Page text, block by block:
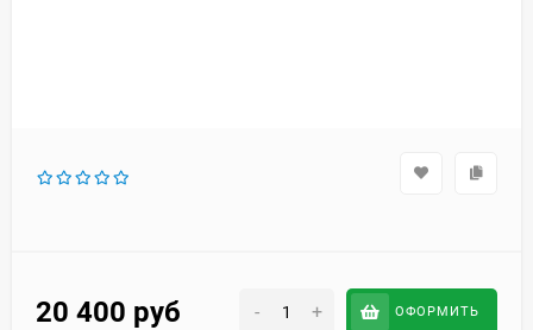
20 400 руб - + ОФОРМИТЬ